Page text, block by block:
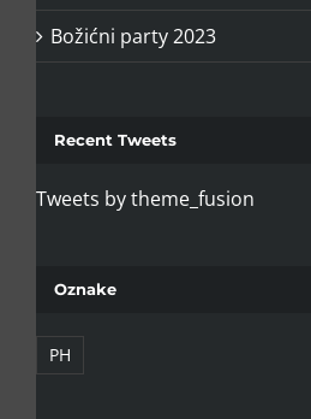
Božićni party 2023
Recent Tweets
Tweets by theme_fusion
Oznake
PH